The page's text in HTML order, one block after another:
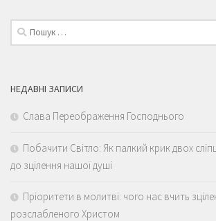
Пошук:
НЕДАВНІ ЗАПИСИ
Слава Переображення Господнього
Побачити Світло: Як палкий крик двох
до зцілення нашої душі
Пріоритети в молитві: чого нас вчить
розслабленого Христом